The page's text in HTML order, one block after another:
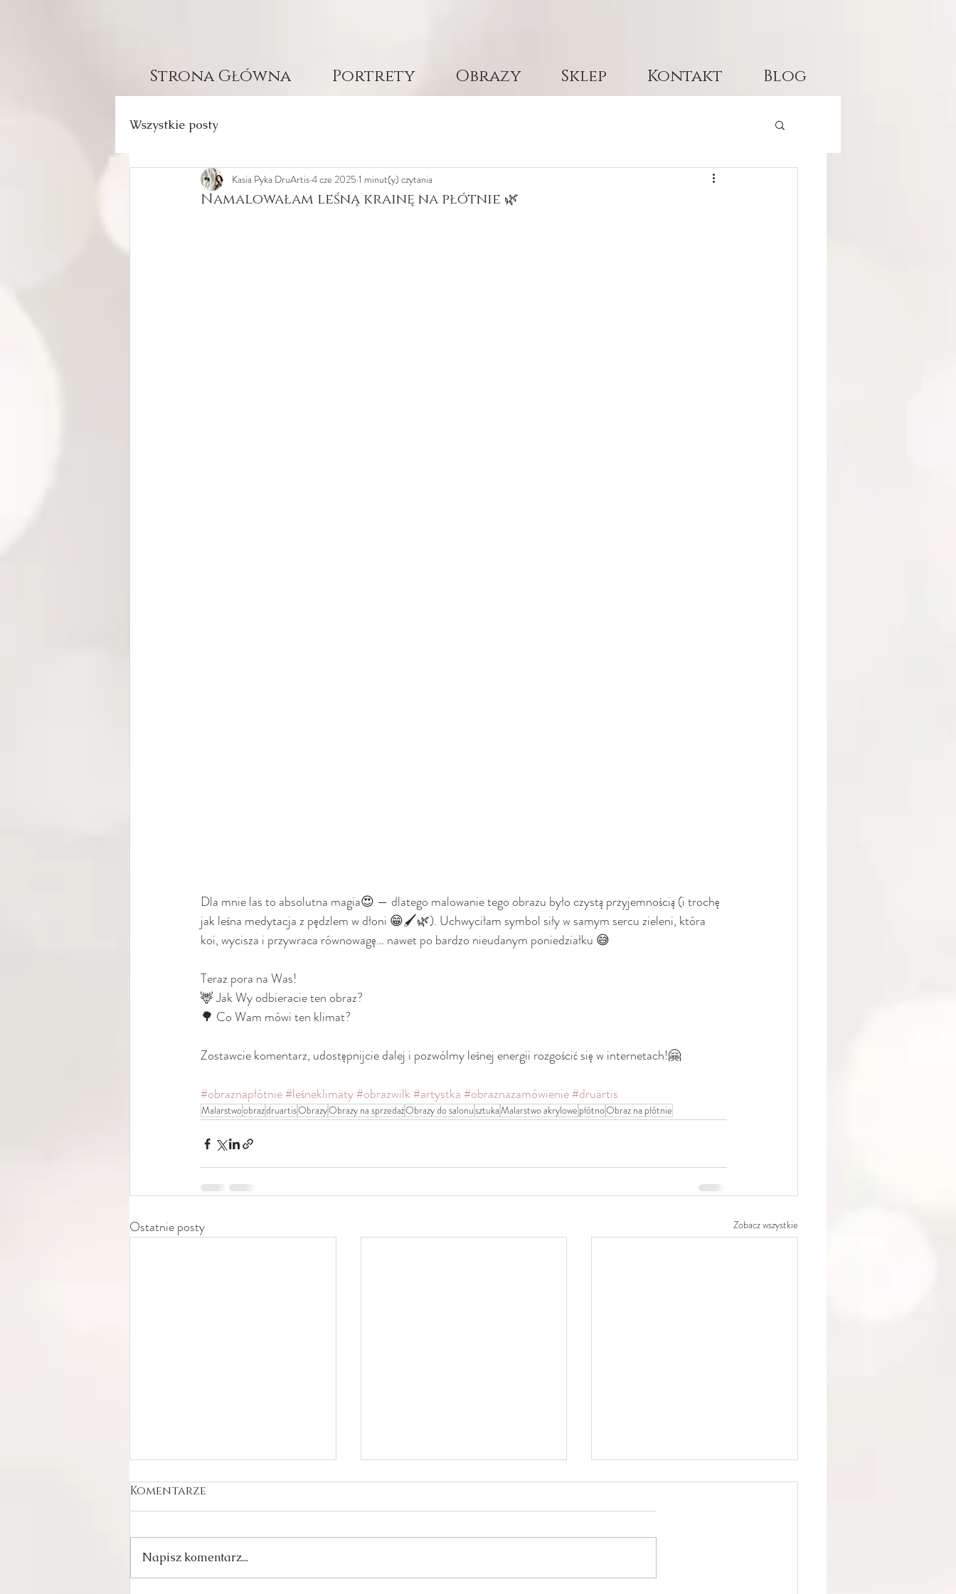
Strona Główna Portrety Obrazy Sklep Kontakt Blog
Wszystkie posty
Namalowałam leśną krainę na płótnie 🌿
Kasia Pyka DruArtis4 cze 2025 1 minut(y) czytania
Dla mnie las to absolutna magia😍 — dlatego malowanie tego obrazu było czystą przyjemnością (i trochę
jak leśna medytacja z pędzlem w dłoni 😁🖌️🌿). Uchwyciłam symbol siły w samym sercu zieleni, która
koi, wycisza i przywraca równowagę… nawet po bardzo nieudanym poniedziałku 😅
Teraz pora na Was!
🦌 Jak Wy odbieracie ten obraz?
🌳 Co Wam mówi ten klimat?
Zostawcie komentarz, udostępnijcie dalej i pozwólmy leśnej energii rozgościć się w internetach!🤗
#obraznapłótnie#leśneklimaty#obrazwilk #artystka #obraznazamówienie#druartis
MalarstwoobrazdruartisObrazyObrazy na sprzedażObrazy do salonusztukaMalarstwo akrylowe płótnoObraz na płótnie
Ostatnie posty Zobacz wszystkie
Komentarze
Napisz komentarz...